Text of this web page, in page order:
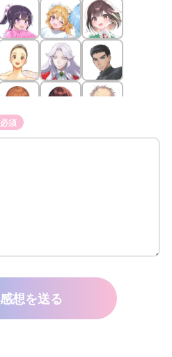
必須
感想を送る